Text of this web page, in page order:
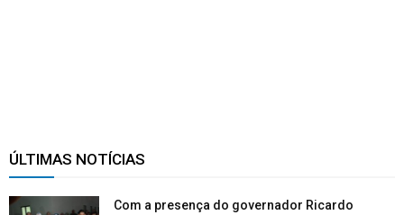
ÚLTIMAS NOTÍCIAS
Com a presença do governador Ricardo